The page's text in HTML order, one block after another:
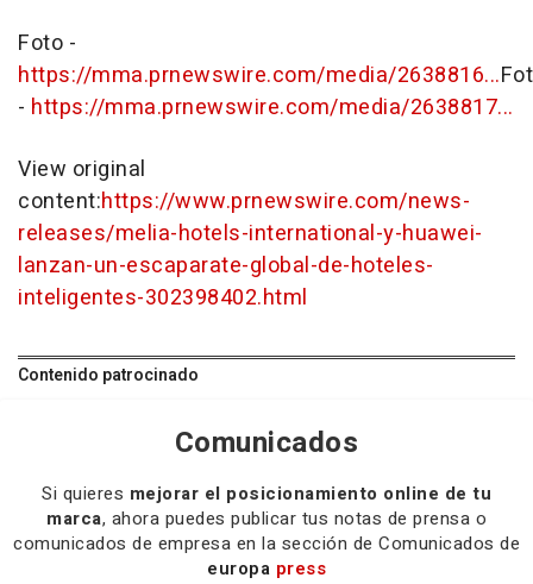
Foto -
https://mma.prnewswire.com/media/2638816...
- https://mma.prnewswire.com/media/2638817...
View original
content:https://www.prnewswire.com/news-
releases/melia-hotels-international-y-huawei-
lanzan-un-escaparate-global-de-hoteles-
inteligentes-302398402.html
Contenido patrocinado
Comunicados
Si quieres mejorar el posicionamiento online de tu
marca, ahora puedes publicar tus notas de prensa o
comunicados de empresa en la sección de Comunicados de
europa press